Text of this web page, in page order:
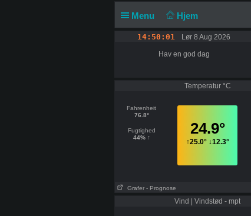
Menu Hjem
14:50:01 Lør 8 Aug 2026
Hav en god dag
Temperatur °C
Fahrenheit
76.8°
Fugtighed
44% ↑
24.9°
↑25.0°↓12.3°
Grafer - Prognose
Vind | Vindstød - mpt